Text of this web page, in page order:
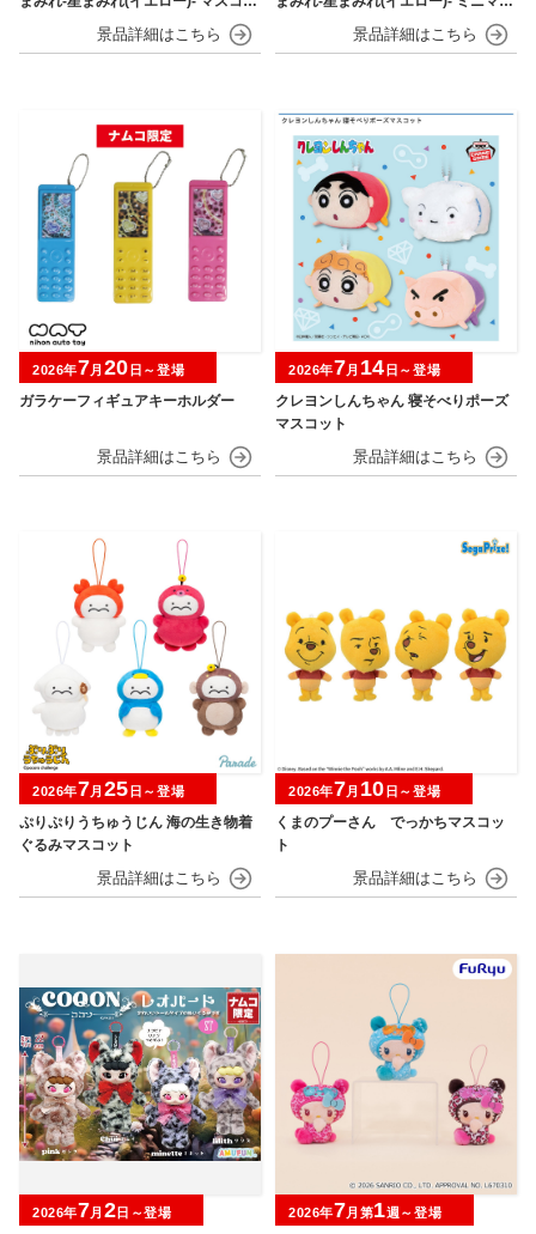
ガラケーフィギュアキーホルダー
2026年7月 20 日～登場
クレヨンしんちゃん 寝そべりポーズ
マスコット
2026年7月 14 日～登場
ぷりぷりうちゅうじん 海の生き物着
ぐるみマスコット
2026年7月 25 日～登場
くまのプーさん でっかちマスコッ
ト
2026年7月 10 日～登場
2026年7月 2日～登場 2026年7月第1週～登場